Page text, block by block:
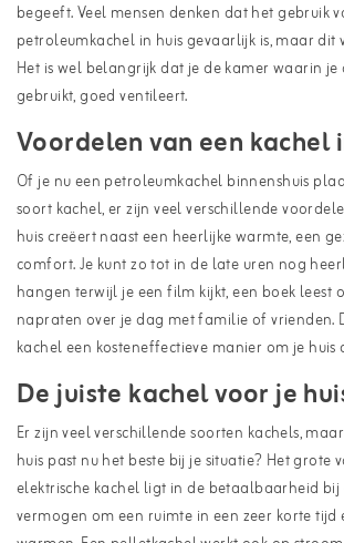
begeeft. Veel mensen denken dat het gebruik
petroleumkachel in huis gevaarlijk is, maar dit
Het is wel belangrijk dat je de kamer waarin je
gebruikt, goed ventileert.
Voordelen van een kachel
Of je nu een petroleumkachel binnenshuis
soort kachel, er zijn veel verschillende
huis creëert naast een heerlijke warmte, een
comfort. Je kunt zo tot in de late uren nog
hangen terwijl je een film kijkt, een boek leest
napraten over je dag met familie of vrienden.
kachel een kosteneffectieve manier om je huis
De juiste kachel voor je
Er zijn veel verschillende soorten kachels,
huis past nu het beste bij je situatie? Het grote
elektrische kachel ligt in de betaalbaarheid
vermogen om een ruimte in een zeer korte